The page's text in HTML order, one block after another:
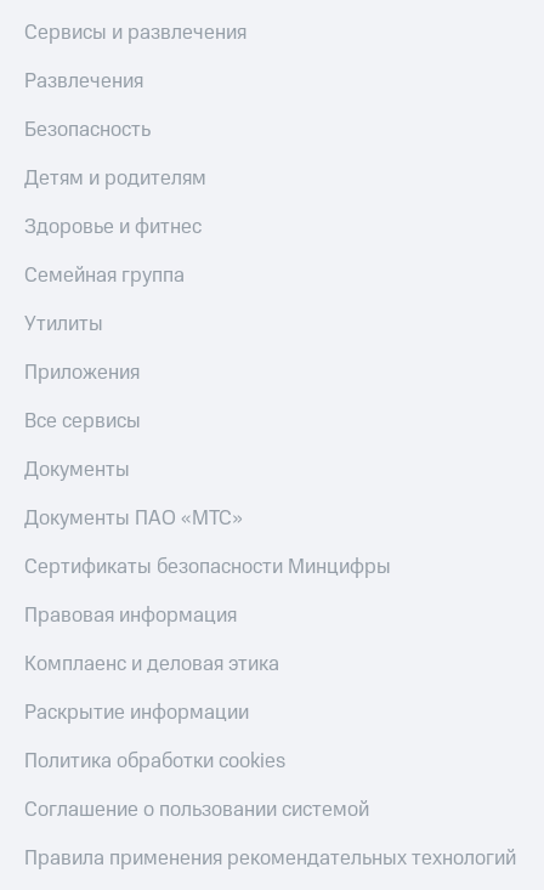
Сервисы и развлечения
Развлечения
Безопасность
Детям и родителям
Здоровье и фитнес
Семейная группа
Утилиты
Приложения
Все сервисы
Документы
Документы ПАО «МТС»
Сертификаты безопасности Минцифры
Правовая информация
Комплаенс и деловая этика
Раскрытие информации
Политика обработки cookies
Соглашение о пользовании системой
Правила применения рекомендательных технологий